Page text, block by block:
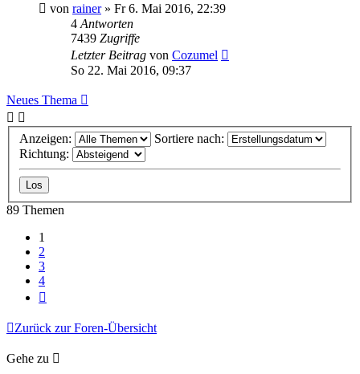
von rainer» Fr 6. Mai 2016, 22:39
4 Antworten
7439 Zugriffe
Letzter Beitrag von Cozumel
So 22. Mai 2016, 09:37
Neues Thema
Anzeigen:
Sortiere nach:
Richtung:
89 Themen
1
2
3
4
Zurück zur Foren-Übersicht
Gehe zu